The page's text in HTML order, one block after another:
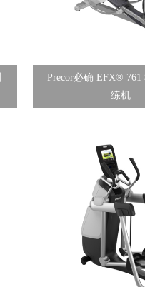
Precor必确 EFX® 761
练机